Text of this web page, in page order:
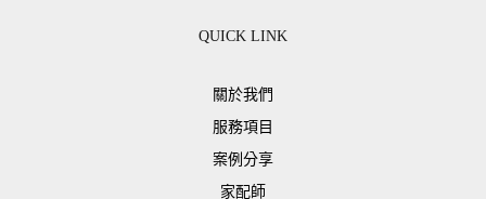
QUICK LINK
關於我們
服務項目
案例分享
家配師